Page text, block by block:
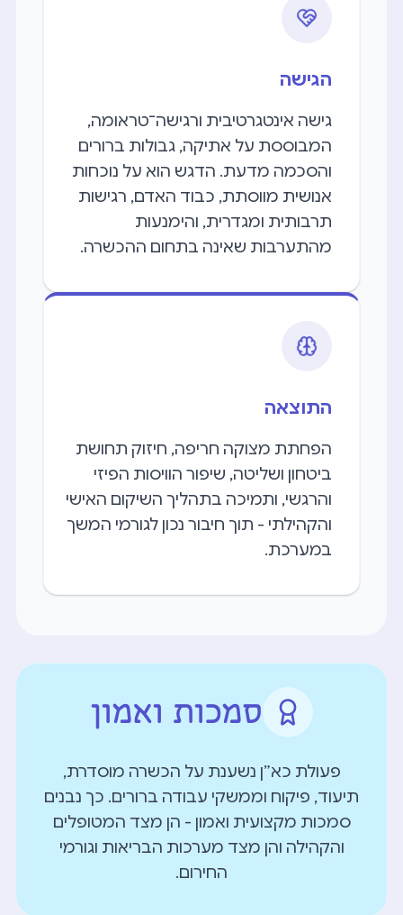
הגישה
גישה אינטגרטיבית ורגישה־טראומה,
המבוססת על אתיקה, גבולות ברורים
והסכמה מדעת. הדגש הוא על נוכחות
אנושית מווסתת, כבוד האדם, רגישות
תרבותית ומגדרית, והימנעות
מהתערבות שאינה בתחום ההכשרה.
התוצאה
הפחתת מצוקה חריפה, חיזוק תחושת
ביטחון ושליטה, שיפור הוויסות הפיזי
והרגשי, ותמיכה בתהליך השיקום האישי
והקהילתי - תוך חיבור נכון לגורמי המשך
במערכת.
סמכות ואמון
פעולת כא״ן נשענת על הכשרה מוסדרת,
תיעוד, פיקוח וממשקי עבודה ברורים. כך נבנים
סמכות מקצועית ואמון - הן מצד המטופלים
והקהילה והן מצד מערכות הבריאות וגורמי
החירום.